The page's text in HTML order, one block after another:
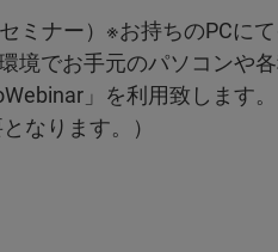
ミナー）※お持ちのPCに
境でお手元のパソコンや
」を利用致します
なります。）